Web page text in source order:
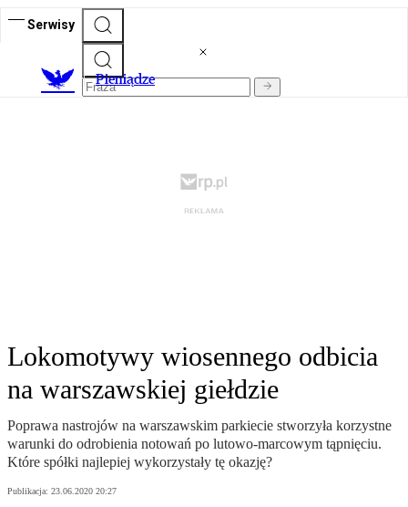
Serwisy
Pieniądze
Lokomotywy wiosennego odbicia
na warszawskiej giełdzie
Poprawa nastrojów na warszawskim parkiecie stworzyła korzystne
warunki do odrobienia notowań po lutowo-marcowym tąpnięciu.
Które spółki najlepiej wykorzystały tę okazję?
Publikacja: 23.06.2020 20:27